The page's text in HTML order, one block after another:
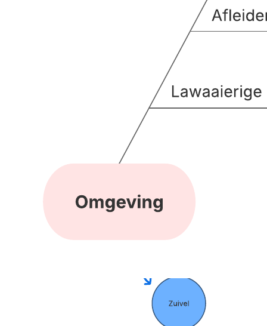
Mogelijke oorzaken van een waargenomen effect
De mogelijke oorzaken die u heeft geïdentificeerd
Met collega's samenwerken.
Open deze sjabloon voor een gedetailleerd voorbeeld van een
ishikawa diagram dat je aan jouw use case kunt aanpassen.
Gerelateerde sjablonen